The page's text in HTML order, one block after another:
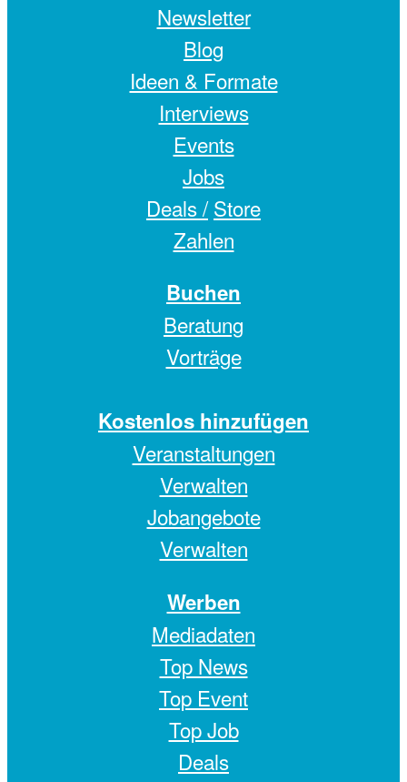
Newsletter
Blog
Ideen & Formate
Interviews
Events
Jobs
Deals / Store
Zahlen
Buchen
Beratung
Vorträge
Kostenlos hinzufügen
Veranstaltungen
Verwalten
Jobangebote
Verwalten
Werben
Mediadaten
Top News
Top Event
Top Job
Deals